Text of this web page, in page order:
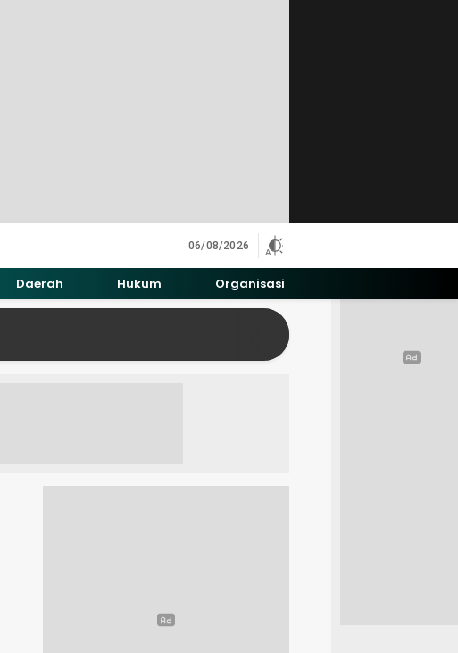
06/08/2026
Daerah Hukum Organisasi